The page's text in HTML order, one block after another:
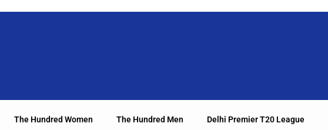
The Hundred Women The Hundred Men Delhi Premier T20 League